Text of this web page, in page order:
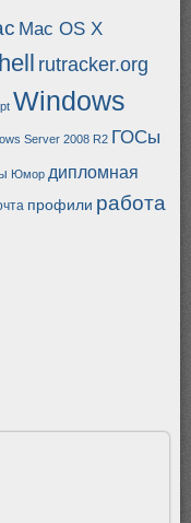
Mac OS X
rutracker.org
Windows
Server 2008 R2 ГОСы
Юмор дипломная
профили работа